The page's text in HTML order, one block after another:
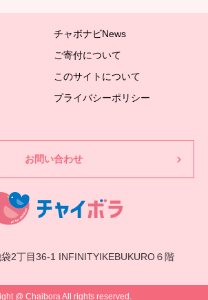
チャボナビNews
ご寄付について
このサイトについて
プライバシーポリシー
お問い合わせ
2丁目36-1 INFINITYIKEBUKURO６階
@ Chaibora All rights reserved.